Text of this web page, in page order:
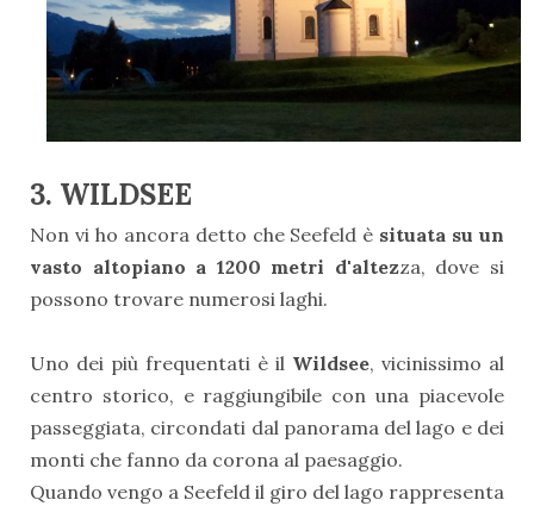
3. WILDSEE
Non vi ho ancora detto che Seefeld è situata su un
vasto altopiano a 1200 metri d'altezza, dove si
possono trovare numerosi laghi.
Uno dei più frequentati è il Wildsee, vicinissimo al
centro storico, e raggiungibile con una piacevole
passeggiata, circondati dal panorama del lago e dei
monti che fanno da corona al paesaggio.
Quando vengo a Seefeld il giro del lago rappresenta